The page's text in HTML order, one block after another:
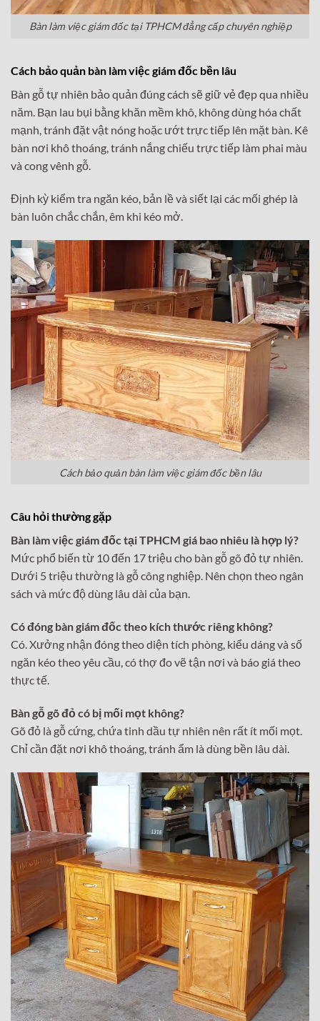
Bàn làm việc giám đốc tại TPHCM đẳng cấp chuyên nghiệp
Cách bảo quản bàn làm việc giám đốc bền lâu
Bàn gỗ tự nhiên bảo quản đúng cách sẽ giữ vẻ đẹp qua nhiều
năm. Bạn lau bụi bằng khăn mềm khô, không dùng hóa chất
mạnh, tránh đặt vật nóng hoặc ướt trực tiếp lên mặt bàn. Kê
bàn nơi khô thoáng, tránh nắng chiếu trực tiếp làm phai màu
và cong vênh gỗ.
Định kỳ kiểm tra ngăn kéo, bản lề và siết lại các mối ghép là
bàn luôn chắc chắn, êm khi kéo mở.
Cách bảo quản bàn làm việc giám đốc bền lâu
Câu hỏi thường gặp
Bàn làm việc giám đốc tại TPHCM giá bao nhiêu là hợp lý?
Mức phổ biến từ 10 đến 17 triệu cho bàn gỗ gõ đỏ tự nhiên.
Dưới 5 triệu thường là gỗ công nghiệp. Nên chọn theo ngân
sách và mức độ dùng lâu dài của bạn.
Có đóng bàn giám đốc theo kích thước riêng không?
Có. Xưởng nhận đóng theo diện tích phòng, kiểu dáng và số
ngăn kéo theo yêu cầu, có thợ đo vẽ tận nơi và báo giá theo
thực tế.
Bàn gỗ gõ đỏ có bị mối mọt không?
Gõ đỏ là gỗ cứng, chứa tinh dầu tự nhiên nên rất ít mối mọt.
Chỉ cần đặt nơi khô thoáng, tránh ẩm là dùng bền lâu dài.